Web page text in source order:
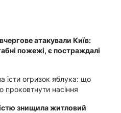
атакували Київ:
пожежі, є постраждалі
їсти огризок яблука: що
проковтнути насіння
знищила житловий